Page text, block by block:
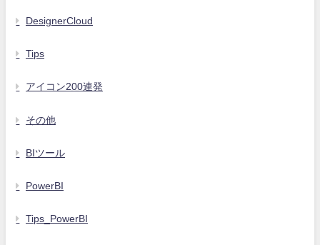
DesignerCloud
Tips
アイコン200連発
その他
BIツール
PowerBI
Tips_PowerBI